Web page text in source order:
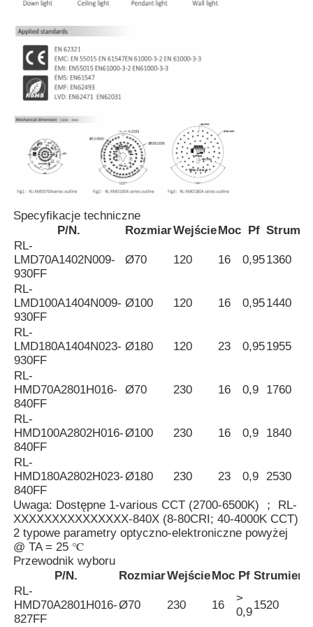
Wycieczka po fabryce
Kontrola jakości
Skontaktuj się z nami
Aktualności
Wszystkie przypadki
Poprosić o wycenę
Światło neonowe
Światło ścienne
Światło LED 360°
Światło neonowe 3D
Goła taśma LED
Moduł LED prądu przemiennego
Moduł LED prądu stałego
Duże światło neonowe
Specyfikacje techniczne
P/N.
RozmiarWejście Moc Pf
RL-
LMD70A1402N009-
930FF
Ø70 120 16 0,951360
RL-
LMD100A1404N009-
930FF
Ø100 120 16 0,951440
RL-
LMD180A1404N023-
930FF
Ø180 120 23 0,951955
RL-
HMD70A2801H016-
840FF
Ø70 230 16 0,9 1760
RL-
HMD100A2802H016-
840FF
Ø100 230 16 0,9 1840
RL-
HMD180A2802H023-
840FF
Ø180 230 23 0,9 2530
Uwaga: Dostępne 1-various CCT (2700-6500K) ； RL-
XXXXXXXXXXXXXXX-840X (8-80CRI; 40-4000K CCT)
2 typowe parametry optyczno-elektroniczne powyżej
@ TA = 25 ℃
Przewodnik wyboru
P/N.
RozmiarWejście Moc Pf Strumień
RL-
HMD70A2801H016-
827FF
Ø70 230 16
>
0,9
1520